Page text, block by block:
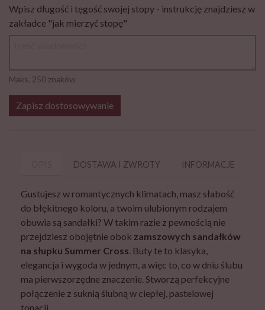
Wpisz długość i tęgość swojej stopy - instrukcję znajdziesz w
zakładce "jak mierzyć stopę"
Maks. 250 znaków
Zapisz dostosowywanie
DOSTAWA I ZWROTY INFORMACJE
Gustujesz w romantycznych klimatach, masz słabość
do błękitnego koloru, a twoim ulubionym rodzajem
obuwia są sandałki? W takim razie z pewnością nie
przejdziesz obojętnie obok zamszowych sandałków
na słupku Summer Cross. Buty te to klasyka,
elegancja i wygoda w jednym, a więc to, co w dniu ślubu
ma pierwszorzędne znaczenie. Stworzą perfekcyjne
połączenie z suknią ślubną w ciepłej, pastelowej
tonacji.